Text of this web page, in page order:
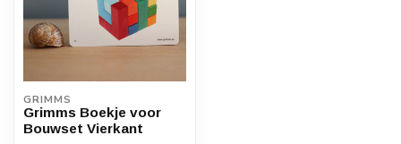
GRIMMS
Grimms Boekje voor
Bouwset Vierkant